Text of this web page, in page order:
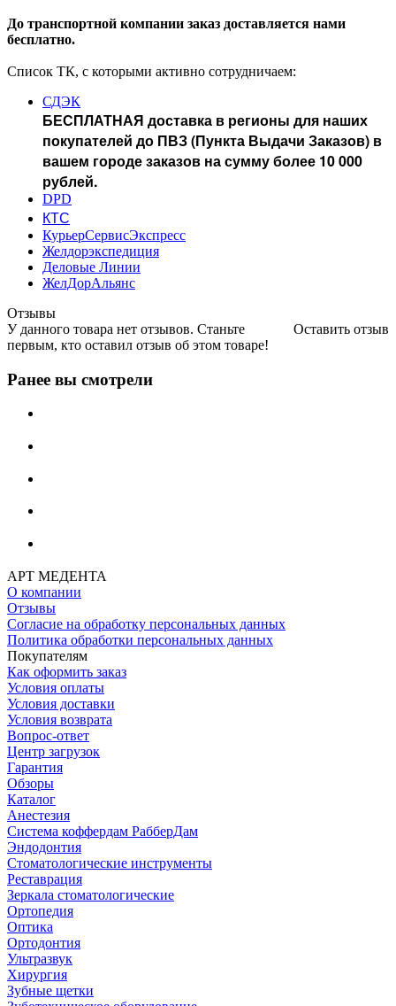
До транспортной компании заказ доставляется нами
бесплатно.
Список ТК, с которыми активно сотрудничаем:
СДЭК
БЕСПЛАТНАЯ доставка в регионы для наших
покупателей до ПВЗ (Пункта Выдачи Заказов) в
вашем городе заказов на сумму более 10 000
рублей.
DPD
КТС
КурьерСервисЭкспресс
Желдорэкспедиция
Деловые Линии
ЖелДорАльянс
Отзывы
Оставить отзыв
У данного товара нет отзывов. Станьте
первым, кто оставил отзыв об этом товаре!
Ранее вы смотрели
АРТ МЕДЕНТА
О компании
Отзывы
Согласие на обработку персональных данных
Политика обработки персональных данных
Покупателям
Как оформить заказ
Условия оплаты
Условия доставки
Условия возврата
Вопрос-ответ
Центр загрузок
Гарантия
Обзоры
Каталог
Анестезия
Система коффердам РабберДам
Эндодонтия
Стоматологические инструменты
Реставрация
Зеркала стоматологические
Ортопедия
Оптика
Ортодонтия
Ультразвук
Хирургия
Зубные щетки